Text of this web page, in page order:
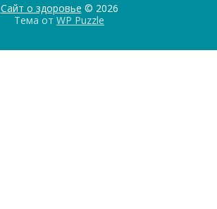
Сайт о здоровье © 2026
Тема от WP Puzzle